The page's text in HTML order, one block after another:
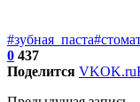
#зубная_паста
0 437
Поделится VKOK.ru